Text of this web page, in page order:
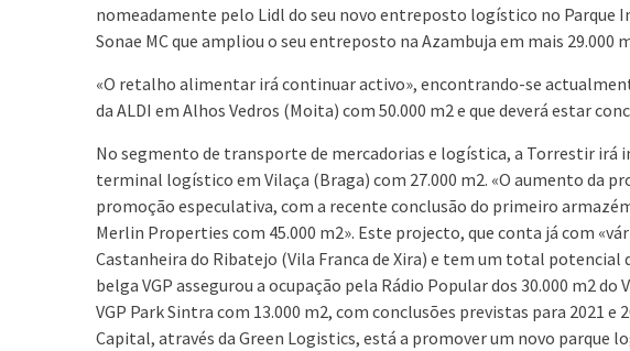
nomeadamente pelo Lidl do seu novo entreposto logístico no Parque
Sonae MC que ampliou o seu entreposto na Azambuja em mais 29.000
«O retalho alimentar irá continuar activo», encontrando-se
da ALDI em Alhos Vedros (Moita) com 50.000 m2 e que deverá estar
No segmento de transporte de mercadorias e logística, a Torrestir irá
terminal logístico em Vilaça (Braga) com 27.000 m2. «O aumento da
promoção especulativa, com a recente conclusão do primeiro
Merlin Properties com 45.000 m2». Este projecto, que conta já com
Castanheira do Ribatejo (Vila Franca de Xira) e tem um total
belga VGP assegurou a ocupação pela Rádio Popular dos 30.000 m2 do
VGP Park Sintra com 13.000 m2, com conclusões previstas para 2021
Capital, através da Green Logistics, está a promover um novo parque